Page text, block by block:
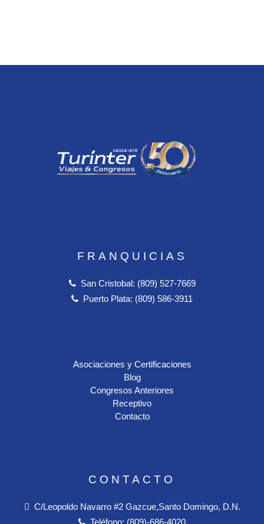
FRANQUICIAS
San Cristobal: (809) 527-7669
Puerto Plata: (809) 586-3911
Asociaciones y Certificaciones
Blog
Congresos Anteriores
Receptivo
Contacto
CONTACTO
C/Leopoldo Navarro #2 Gazcue,Santo Domingo, D.N.
Teléfono: (809)-686-4020